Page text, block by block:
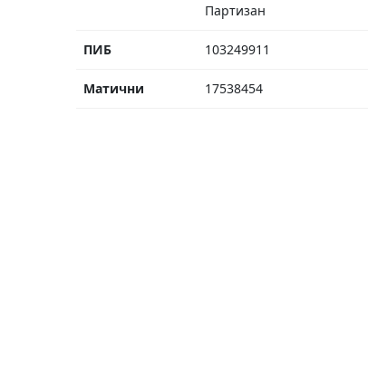
Партизан
ПИБ 103249911
Матични 17538454